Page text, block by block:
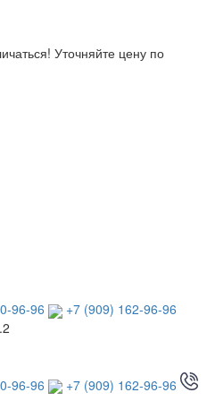
Уточняйте цену по
96-96
+7 (909) 162-96-96
96-96 +7 (909) 162-96-96